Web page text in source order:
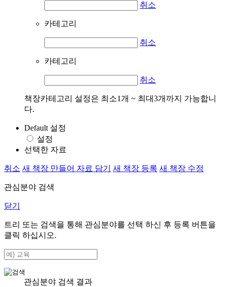
취소
카테고리
취소
카테고리
취소
책장카테고리 설정은 최소1개 ~ 최대3개까지 가능합니
다.
Default 설정
설정
선택한 자료
취소 새 책장 만들어 자료 담기 새 책장 등록 새 책장 수정
관심분야 검색
닫기
트리 또는 검색을 통해 관심분야를 선택 하신 후 등록 버튼을
클릭 하십시오.
관심분야 검색 결과